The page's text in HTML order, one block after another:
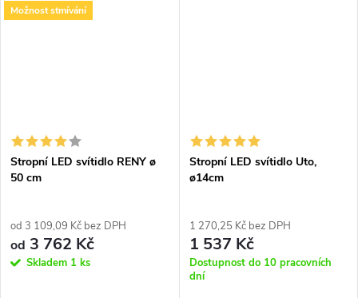
variantách. Díky...
Možnost stmívání
Stropní LED svítidlo RENY ø
50 cm
od 3 109,09 Kč bez DPH
od 3 762 Kč
Skladem 1 ks
Stropní LED svítidlo Uto,
ø14cm
1 270,25 Kč bez DPH
1 537 Kč
Dostupnost do 10 pracovních
dní